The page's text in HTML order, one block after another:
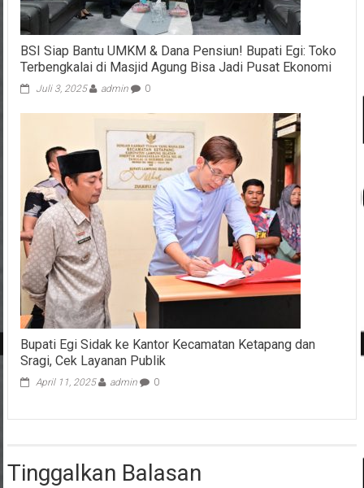
BSI Siap Bantu UMKM & Dana Pensiun! Bupati Egi: Toko
Terbengkalai di Masjid Agung Bisa Jadi Pusat Ekonomi
Juli 3, 2025 admin 0
Bupati Egi Sidak ke Kantor Kecamatan Ketapang dan
Sragi, Cek Layanan Publik
April 11, 2025 admin 0
Tinggalkan Balasan